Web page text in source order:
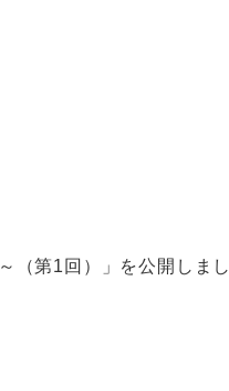
（第1回）」を公開しまし